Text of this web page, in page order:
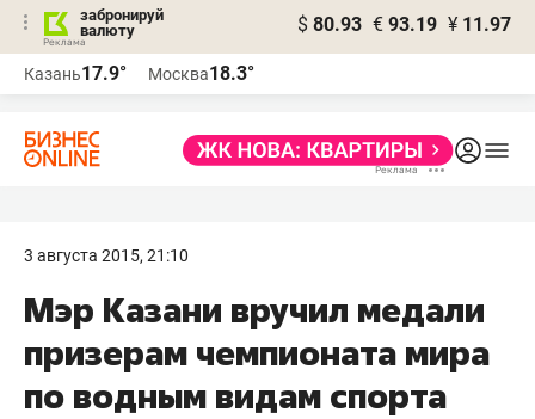
забронируй
валюту
$ 80.93 € 93.19 ¥ 11.97
Казань17.9° Москва18.3°
3 августа 2015, 21:10
Мэр Казани вручил медали
призерам чемпионата мира
по водным видам спорта